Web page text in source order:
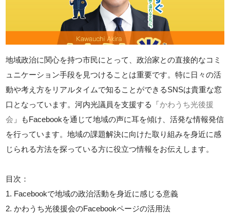
地域政治に関心を持つ市民にとって、政治家との直接的なコミ
ュニケーション手段を見つけることは重要です。特に日々の活
動や考え方をリアルタイムで知ることができるSNSは貴重な窓
口となっています。河内光議員を支援する「かわうち光後援
会 」もFacebookを通じて地域の声に耳を傾け、活発な情報発信
を行っています。地域の課題解決に向けた取り組みを身近に感
じられる方法を探っている方に役立つ情報をお伝えします。
目次：
1. Facebookで地域の政治活動を身近に感じる意義
2. かわうち光後援会のFacebookページの活用法